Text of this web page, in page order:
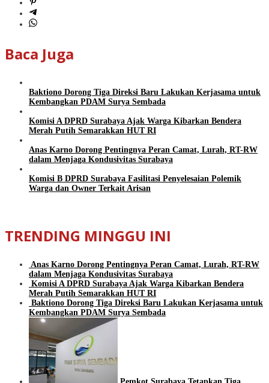
Baca Juga
Baktiono Dorong Tiga Direksi Baru Lakukan Kerjasama untuk
Kembangkan PDAM Surya Sembada
Komisi A DPRD Surabaya Ajak Warga Kibarkan Bendera
Merah Putih Semarakkan HUT RI
Anas Karno Dorong Pentingnya Peran Camat, Lurah, RT-RW
dalam Menjaga Kondusivitas Surabaya
Komisi B DPRD Surabaya Fasilitasi Penyelesaian Polemik
Warga dan Owner Terkait Arisan
TRENDING MINGGU INI
Anas Karno Dorong Pentingnya Peran Camat, Lurah, RT-RW
dalam Menjaga Kondusivitas Surabaya
Komisi A DPRD Surabaya Ajak Warga Kibarkan Bendera
Merah Putih Semarakkan HUT RI
Baktiono Dorong Tiga Direksi Baru Lakukan Kerjasama untuk
Kembangkan PDAM Surya Sembada